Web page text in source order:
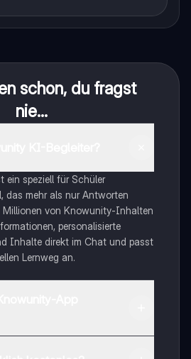
schon, du fragst
nie...
ein speziell für Schüler
das mehr als nur Antworten
Millionen von Knowunity-Inhalten
personalisierte
Inhalte direkt im Chat und passt
Lernweg an.